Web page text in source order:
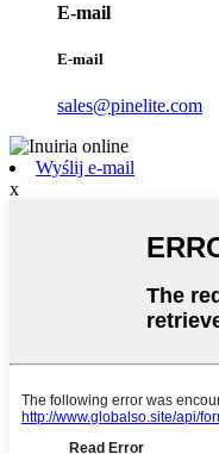
E-mail
E-mail
sales@pinelite.com
Wyślij e-mail
x